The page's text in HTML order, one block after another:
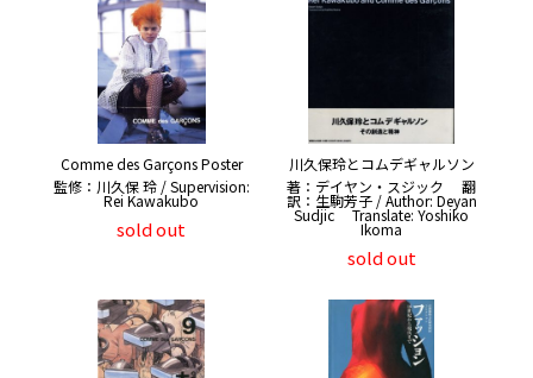
Comme des Garçons Poster
監修：川久保 玲 / Supervision:
Rei Kawakubo
sold out
川久保玲とコムデギャルソン
著：デイヤン・スジック 翻
訳：生駒芳子 / Author: Deyan
Sudjic Translate: Yoshiko
Ikoma
sold out